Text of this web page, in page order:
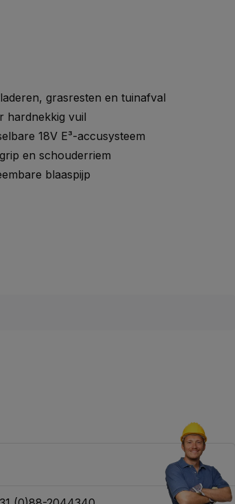
grasresten en tuinafval
hardnekkig vuil
18V E³-accusysteem
en schouderriem
blaaspijp